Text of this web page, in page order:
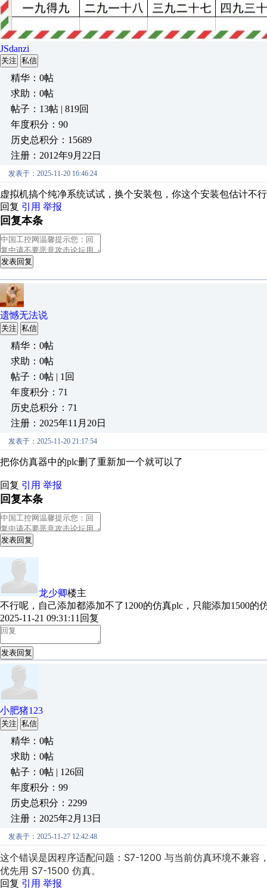
JSdanzi
关注 私信
精华：0帖
求助：0帖
帖子：13帖 | 819回
年度积分：90
历史总积分：15689
注册：2012年9月22日
发表于：2025-11-20 16:46:24
虚拟机搞个纯净系统试试，换个安装包，你这个安装包估计不行
回复 引用 举报
回复本条
发表回复
遗憾无法说
关注 私信
精华：0帖
求助：0帖
帖子：0帖 | 1回
年度积分：71
历史总积分：71
注册：2025年11月20日
发表于：2025-11-20 21:17:54
把你仿真器中的plc删了重新加一个就可以了
回复 引用 举报
回复本条
发表回复
龙少卿楼主
不行呢，自己添加都添加不了1200的仿真plc，只能添加1500的
2025-11-21 09:31:11 回复
发表回复
小肥猪123
关注 私信
精华：0帖
求助：0帖
帖子：0帖 | 126回
年度积分：99
历史总积分：2299
注册：2025年2月13日
发表于：2025-11-27 12:42:48
这个错误是因程序适配问题：S7-1200 与当前仿真环境不兼
优先用 S7-1500 仿真。
回复 引用 举报